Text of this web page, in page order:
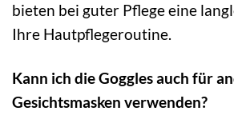
bieten bei guter Pflege eine
Ihre Hautpflegeroutine.
Kann ich die Goggles auch für
Gesichtsmasken verwenden?